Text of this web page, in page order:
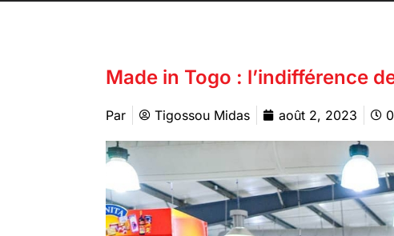
Made in Togo : l’indifférence
Par Tigossou Midas août 2, 2023